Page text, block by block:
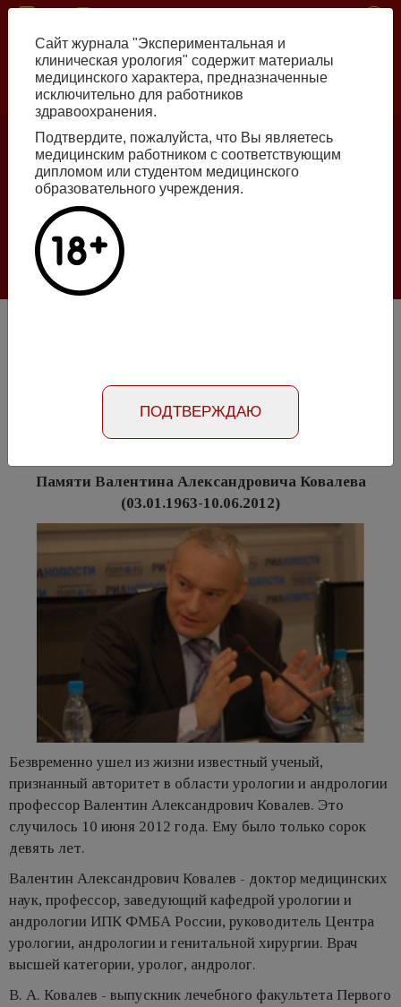
Перейти
основному
содержанию
Номер №2, 2026
Галлюцинации больших языковых моделей
в клинической урологии
Номер №2, 2012- стр. 98
Памяти Валентина Александровича Ковалева
(03.01.1963-10.06.2012)
Безвременно ушел из жизни известный ученый,
признанный авторитет в области урологии и андрологии
профессор Валентин Александрович Ковалев. Это
случилось 10 июня 2012 года. Ему было только сорок
девять лет.
Валентин Александрович Ковалев - доктор медицинских
наук, профессор, заведующий кафедрой урологии и
андрологии ИПК ФМБА России, руководитель Центра
урологии, андрологии и генитальной хирургии. Врач
высшей категории, уролог, андролог.
В. А. Ковалев - выпускник лечебного факультета Первого
Сайт журнала "Экспериментальная и
клиническая урология" содержит материалы
медицинского характера, предназначенные
исключительно для работников
здравоохранения.
Подтвердите, пожалуйста, что Вы являетесь
медицинским работником с соответствующим
дипломом или студентом медицинского
образовательного учреждения.
ПОДТВЕРЖДАЮ